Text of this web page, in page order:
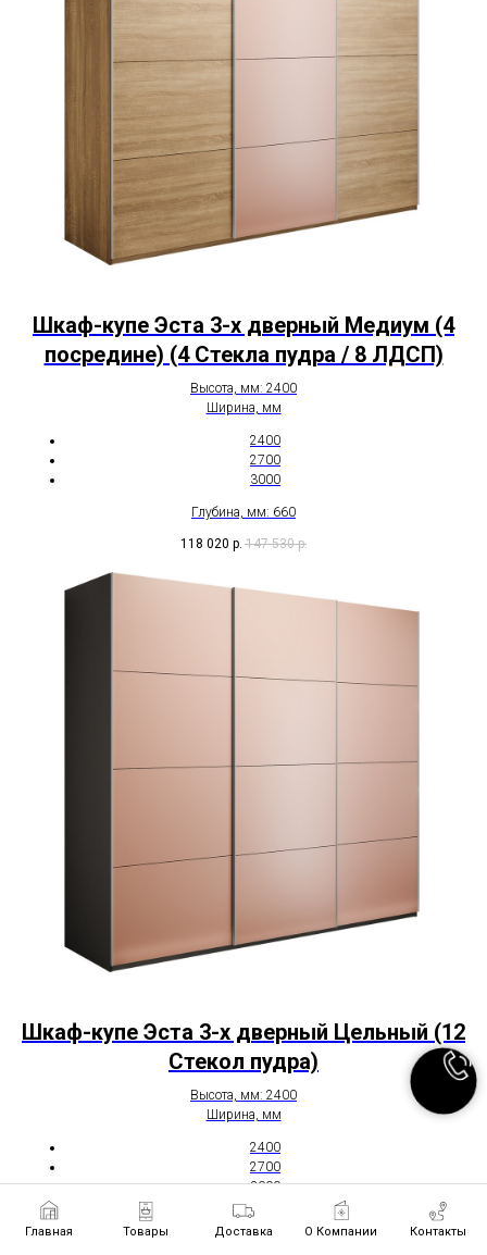
Главная Товары Доставка О Компании Контакты
Шкаф-купе Эста 3-х дверный Медиум (4
посредине) (4 Стекла пудра / 8 ЛДСП)
Высота, мм: 2400
Ширина, мм
2400
2700
3000
Глубина, мм: 660
118 020 р. 147 530 р.
Шкаф-купе Эста 3-х дверный Цельный (12
Стекол пудра)
Высота, мм: 2400
Ширина, мм
2400
2700
3000
Глубина, мм: 660